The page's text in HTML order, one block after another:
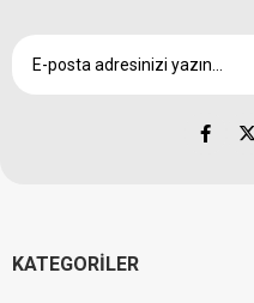
KATEGORİLER